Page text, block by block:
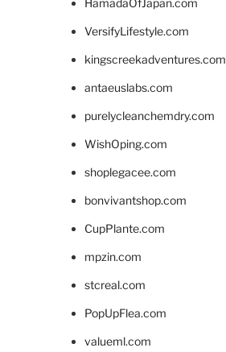
HamadaOfJapan.com
VersifyLifestyle.com
kingscreekadventures.com
antaeuslabs.com
purelycleanchemdry.com
WishOping.com
shoplegacee.com
bonvivantshop.com
CupPlante.com
mpzin.com
stcreal.com
PopUpFlea.com
valueml.com